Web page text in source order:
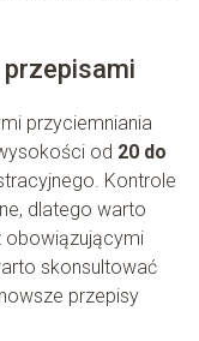
przyciemniania
od 20 do
Kontrole
dlatego warto
obowiązującymi
skonsultować
przepisy